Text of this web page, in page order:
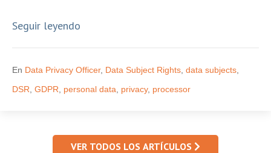
Seguir leyendo
En Data Privacy Officer, Data Subject Rights data subjects
DSR GDPR personal data privacy, processor
VER TODOS LOS ARTÍCULOS